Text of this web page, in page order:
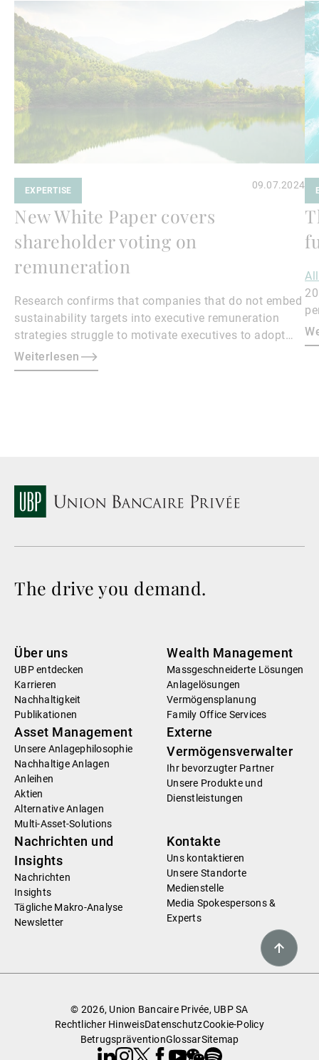
Weiterlesen
EXPERTISE 09.07.2024
New White Paper covers
shareholder voting on
remuneration
Research confirms that companies that do not embed
sustainability targets into executive remuneration
strategies struggle to motivate executives to adopt
sustainable practices, leading to misalignment with
societal expectations and stakeholder interests.
Weiterlesen
to
The drive you demand.
Über uns
UBP entdecken
Karrieren
Nachhaltigkeit
Publikationen
Wealth Management
Massgeschneiderte Lösungen
Anlagelösungen
Vermögensplanung
Family Office Services
Asset Management
Unsere Anlagephilosophie
Nachhaltige Anlagen
Anleihen
Aktien
Alternative Anlagen
Multi-Asset-Solutions
Externe
Vermögensverwalter
Ihr bevorzugter Partner
Unsere Produkte und
Dienstleistungen
Nachrichten und
Insights
Nachrichten
Insights
Tägliche Makro-Analyse
Newsletter
Kontakte
Uns kontaktieren
Unsere Standorte
Medienstelle
Media Spokespersons &
Experts
© 2026, Union Bancaire Privée, UBP SA
Rechtlicher HinweisDatenschutzCookie-Policy
BetrugspräventionGlossarSitemap
Linkedin
Instagram
X Facebook
Youtube
WeChat
Spotify